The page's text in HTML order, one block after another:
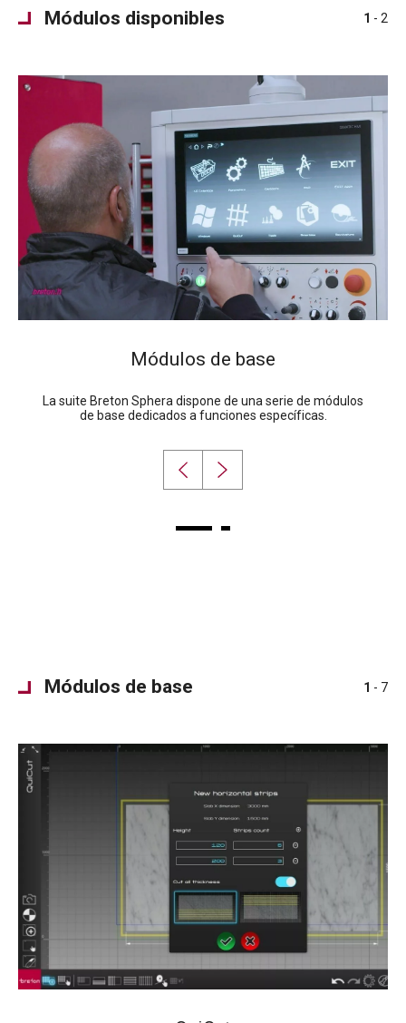
Módulos disponibles 1 - 2
Módulos de base
La suite Breton Sphera dispone de una serie de módulos
de base dedicados a funciones específicas.
Módulos de base 1 - 7